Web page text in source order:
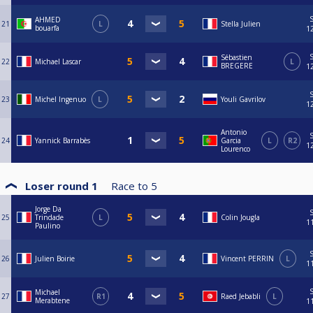
21
AHMED
bouarfa
L Stella Julien
22 Michael Lascar
Sébastien
BREGERE
L
23 Michel Ingenuo L Youli Gavrilov
24 Yannick Barrabès
Antonio
Garcia
Lourenco
L R2
Loser round 1 Race to 5
25
Jorge Da
Trindade
Paulino
L Colin Jougla
26 Julien Boirie Vincent PERRIN L
27
Michael
Merabtene
R1 Raed Jebabli L